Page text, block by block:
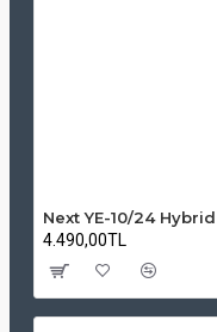
4.490,00TL